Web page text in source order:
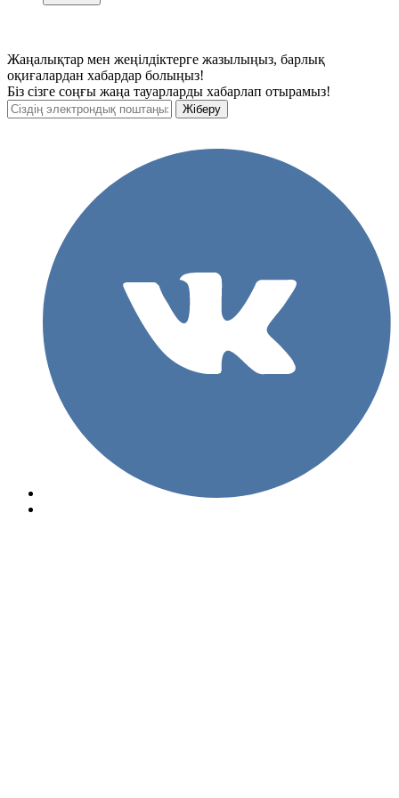
Жаңалықтар мен жеңілдіктерге жазылыңыз, барлық
оқиғалардан хабардар болыңыз!
Біз сізге соңғы жаңа тауарларды хабарлап отырамыз!